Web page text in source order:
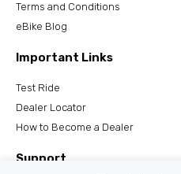
Terms and Conditions
eBike Blog
Important Links
Test Ride
Dealer Locator
How to Become a Dealer
Support